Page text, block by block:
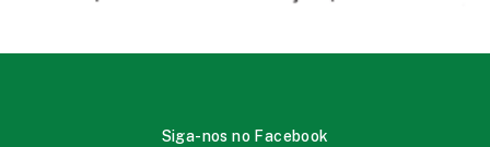
Siga-nos no Facebook